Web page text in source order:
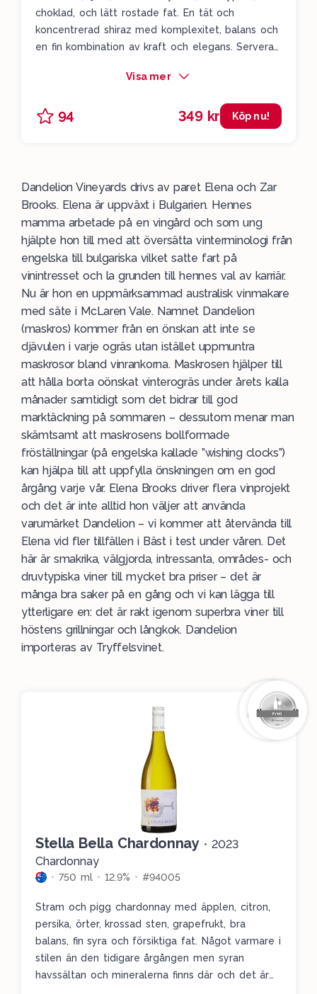
choklad, och lätt rostade fat. En tät och
koncentrerad shiraz med komplexitet, balans och
en fin kombination av kraft och elegans. Servera
2025-2037. Det här är ett lysande vin och vi på
våra läsare förhandsinformationen att vinet åter
finns i lager. Antalet flaskor är begränsat så vara
Visa mer
94 349 kr Köp nu!
Dandelion Vineyards drivs av paret Elena och Zar
Brooks. Elena är uppväxt i Bulgarien. Hennes
mamma arbetade på en vingård och som ung
hjälpte hon till med att översätta vinterminologi från
engelska till bulgariska vilket satte fart på
vinintresset och la grunden till hennes val av karriär.
Nu är hon en uppmärksammadaustralisk vinmakare
med säte i McLaren Vale. Namnet Dandelion
(maskros) kommer från en önskan att inte se
djävulen i varje ogräs utan istället uppmuntra
maskrosor bland vinrankorna. Maskrosen hjälper till
att hålla borta oönskat vinterogräs under årets kalla
månader samtidigt som det bidrar till god
marktäckning på sommaren – dessutom menar man
skämtsamt att maskrosens bollformade
fröställningar (på engelska kallade ”wishing clocks”)
kan hjälpa till att uppfylla önskningen om en god
årgång varje vår. Elena Brooks driver flera vinprojekt
och det är inte alltid hon väljer att använda
varumärket Dandelion – vi kommer att återvända till
Elena vid fler tillfällen i Bäst i test under våren. Det
här är smakrika, välgjorda, intressanta, områdes- och
druvtypiska viner till mycket bra priser – det är
många bra saker på en gång och vi kan lägga till
ytterligare en: det är rakt igenom superbra viner till
höstens grillningar och långkok. Dandelion
importeras av Tryffelsvinet.
Stella Bella Chardonnay • 2023
Chardonnay
750 ml 12.9% #94005
Stram och pigg chardonnay med äpplen, citron,
persika, örter, krossad sten, grapefrukt, bra
balans, fin syra och försiktiga fat. Något varmare i
stilen än den tidigare årgången men syran
havssältan och mineralerna finns där och det är